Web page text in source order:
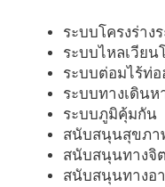
ระบบโครงร่าง
ระบบไหลเวียน
ระบบต่อมไร้ท่
ระบบทางเดินห
ระบบภูมิคุ้มกัน
สนับสนุนสุขภา
สนับสนุนทางจิ
สนับสนุนทางอ